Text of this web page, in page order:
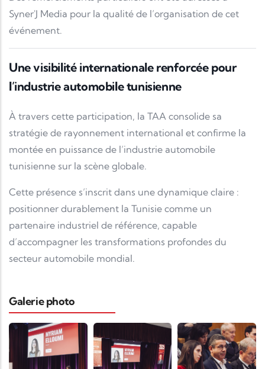
Syner'J Media pour la qualité de l’organisation de cet
événement.
Une visibilité internationale renforcée pour
l’industrie automobile tunisienne
À travers cette participation, la TAA consolide sa
stratégie de rayonnement international et confirme la
montée en puissance de l’industrie automobile
tunisienne sur la scène globale.
Cette présence s’inscrit dans une dynamique claire :
positionner durablement la Tunisie comme un
partenaire industriel de référence, capable
d’accompagner les transformations profondes du
secteur automobile mondial.
Galerie photo